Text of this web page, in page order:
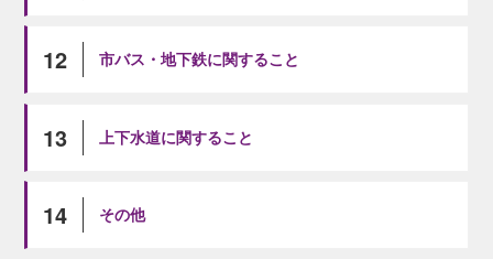
12 市バス・地下鉄に関すること
13 上下水道に関すること
14 その他